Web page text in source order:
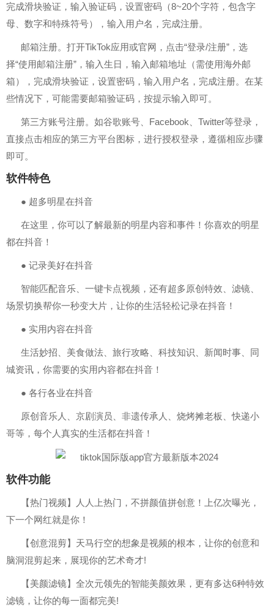
完成滑块验证，输入验证码，设置密码（8~20个字符，包含字
母、数字和特殊符号），输入用户名，完成注册。
邮箱注册。打开TikTok应用或官网，点击“登录/注册”，选
择“使用邮箱注册”，输入生日，输入邮箱地址（需使用海外邮
箱），完成滑块验证，设置密码，输入用户名，完成注册。在某
些情况下，可能需要邮箱验证码，按提示输入即可。
第三方账号注册。如谷歌账号、Facebook、Twitter等登录，
直接点击相应的第三方平台图标，进行授权登录，遵循相应步骤
即可。
软件特色
● 超多明星在抖音
在这里，你可以了解最新的明星内容和事件！你喜欢的明星
都在抖音！
● 记录美好在抖音
智能匹配音乐、一键卡点视频，还有超多原创特效、滤镜、
场景切换帮你一秒变大片，让你的生活轻松记录在抖音！
● 实用内容在抖音
生活妙招、美食做法、旅行攻略、科技知识、新闻时事、同
城资讯，你需要的实用内容都在抖音！
● 各行各业在抖音
原创音乐人、京剧演员、非遗传承人、烧烤摊老板、快递小
哥等，每个人真实的生活都在抖音！
软件功能
【热门视频】人人上热门，不拼颜值拼创意！上亿次曝光，
下一个网红就是你！
【创意混剪】天马行空的想象是视频的根本，让你的创意和
脑洞混剪起来，展现你的艺术奇才!
【美颜滤镜】全次元领先的智能美颜效果，更有多达6种特效
滤镜，让你的每一面都完美!